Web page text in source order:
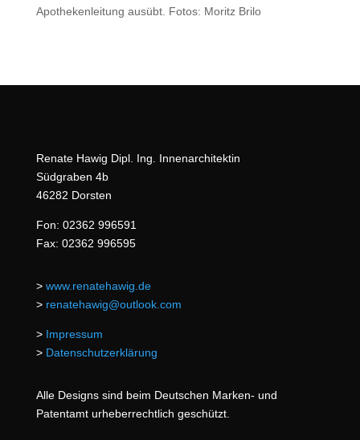
Apothekenleitung ausübt. Fotos: Moritz Brilo
Renate Hawig Dipl. Ing. Innenarchitektin
Südgraben 4b
46282 Dorsten
Fon: 02362 996591
Fax: 02362 996595
> www.renatehawig.de
> renatehawig@outlook.com
> Impressum
> Datenschutzerklärung
Alle Designs sind beim Deutschen Marken- und
Patentamt urheberrechtlich geschützt.